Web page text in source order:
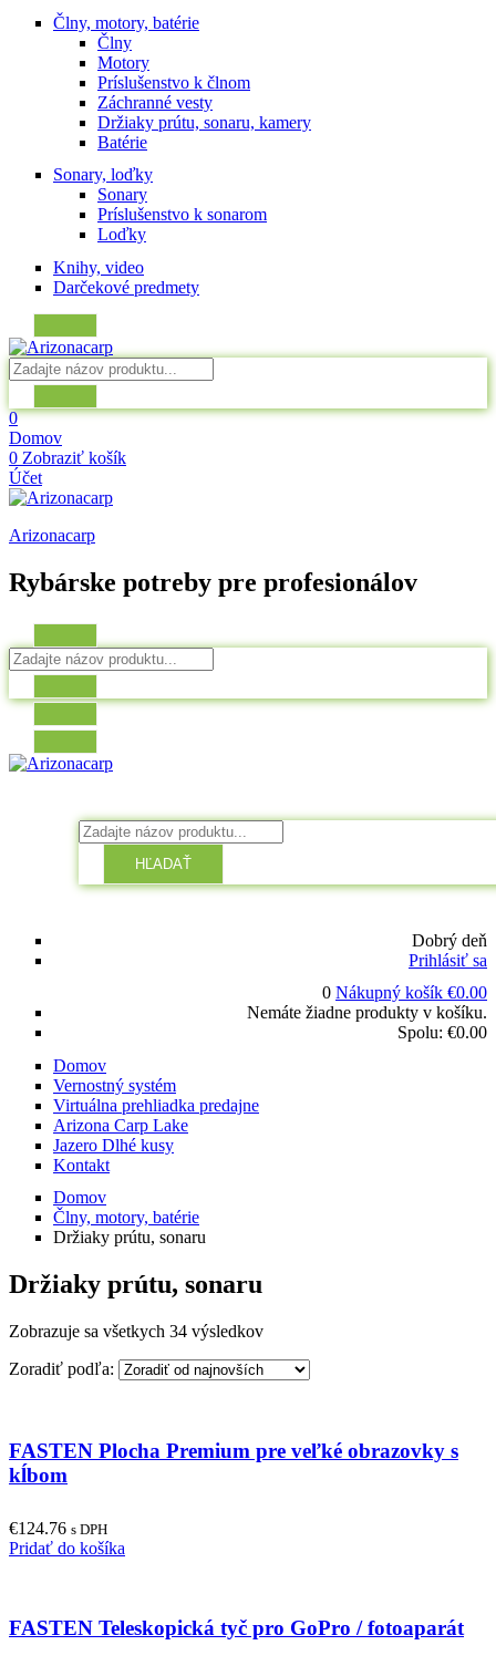
Člny, motory, batérie
Člny
Motory
Príslušenstvo k člnom
Záchranné vesty
Držiaky prútu, sonaru, kamery
Batérie
Sonary, loďky
Sonary
Príslušenstvo k sonarom
Loďky
Knihy, video
Darčekové predmety
0
Domov
0 Zobraziť košík
Účet
Arizonacarp
Rybárske potreby pre profesionálov
HĽADAŤ
Dobrý deň
Prihlásiť sa
0 Nákupný košík €0.00
Nemáte žiadne produkty v košíku.
Spolu: €0.00
Domov
Vernostný systém
Virtuálna prehliadka predajne
Arizona Carp Lake
Jazero Dlhé kusy
Kontakt
Domov
Člny, motory, batérie
Držiaky prútu, sonaru
Držiaky prútu, sonaru
Zobrazuje sa všetkych 34 výsledkov
Zoradiť podľa:
FASTEN Plocha Premium pre veľké obrazovky s
kĺbom
€124.76 s DPH
Pridať do košíka
FASTEN Teleskopická tyč pro GoPro / fotoaparát